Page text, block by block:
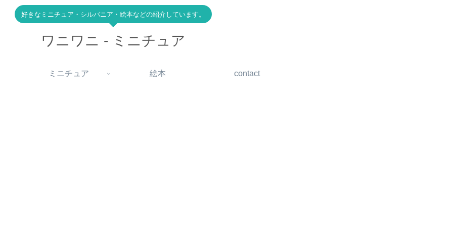
好きなミニチュア・シルバニア・絵本などの紹介しています。
ワニワニ - ミニチュア
ミニチュア 絵本 contact